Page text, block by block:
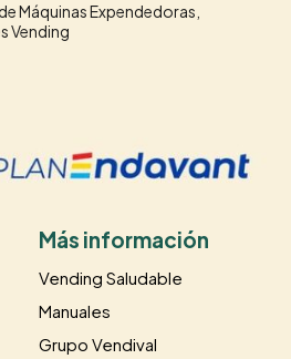
Máquinas Expendedoras,
Vending
Más información
Vending Saludable
Manuales
Grupo Vendival